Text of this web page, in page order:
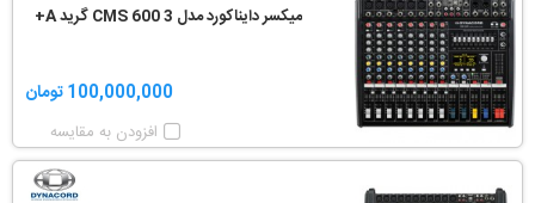
میکسر دایناکورد مدل CMS 600 3 گرید A+
100,000,000 تومان
افزودن به مقایسه